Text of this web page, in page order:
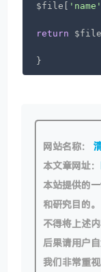
$file[ 'name'
return
网站名称：
本文章网址：
本站提供的
和研究目的。
不得将上述
后果请用户自
我们非常重